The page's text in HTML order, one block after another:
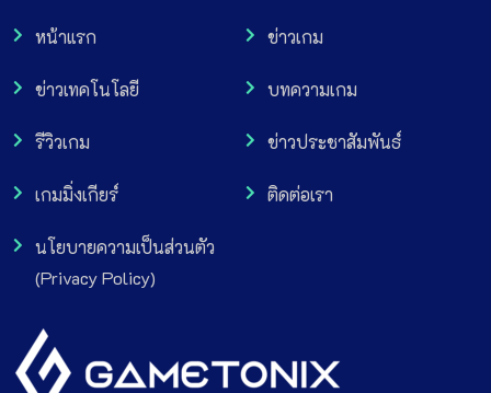
หน้าแรก ข่าวเกม
ข่าวเทคโนโลยี บทความเกม
รีวิวเกม ข่าวประชาสัมพันธ์
เกมมิ่งเกียร์ ติดต่อเรา
นโยบายความเป็นส่วนตัว
(Privacy Policy)